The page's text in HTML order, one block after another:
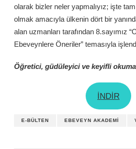
olarak bizler neler yapmalıyız; işte
olmak amacıyla ülkenin dört bir
alan uzmanları tarafından 8.sayımız
Ebeveynlere Öneriler” temasıyla
Öğretici, güdüleyici ve keyifli
İNDİR
E-BÜLTEN EBEVEYN AKADEMI